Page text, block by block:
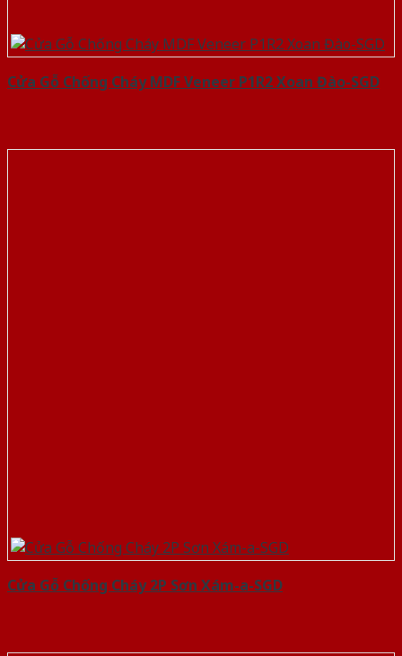
Cửa Gỗ Chống Cháy MDF Veneer P1R2 Xoan Đào-SGD
Cửa Gỗ Chống Cháy 2P Sơn Xám-a-SGD